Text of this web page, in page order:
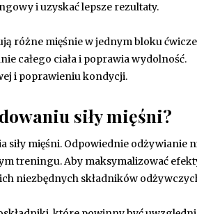
i uzyskać lepsze rezultaty.
różne mięśnie w jednym bloku
całego ciała i poprawia wydolność.
i poprawieniu kondycji.
siły mięśni?
siły mięśni. Odpowiednie odżywianie
treningu. Aby maksymalizować
niezbędnych składników